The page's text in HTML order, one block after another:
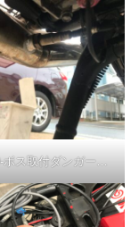
CBX1000-ボス取付ダンガーニ装着